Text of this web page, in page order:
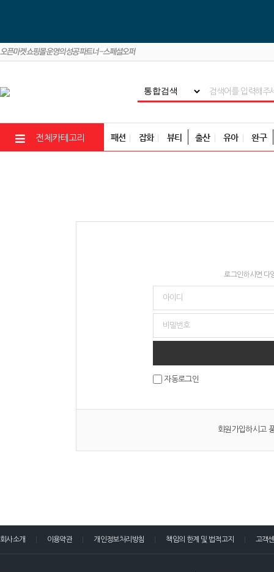
전체카테고리 패션 잡화 뷰티 출산 유아 완구
로그인하시면 다
자동로그인
회원가입하시고
회사소개 이용약관 개인정보처리방침 책임의 한계 및 법적고지 고객